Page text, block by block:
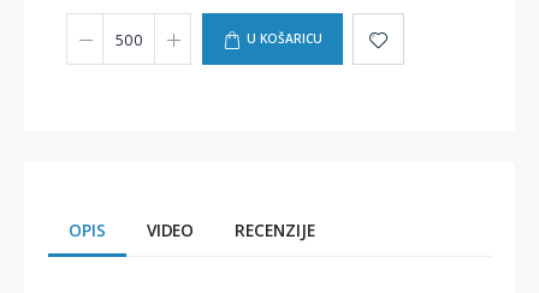
U KOŠARICU
OPIS VIDEO RECENZIJE